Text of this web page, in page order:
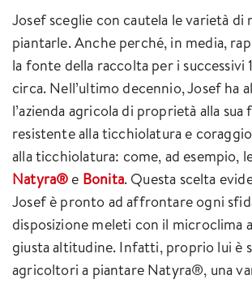
Josef sceglie con cautela le varietà di
piantarle. Anche perché, in media,
la fonte della raccolta per i successivi
circa. Nell’ultimo decennio, Josef ha
l’azienda agricola di proprietà alla sua
resistente alla ticchiolatura e
alla ticchiolatura: come, ad esempio,
Natyra® e Bonita. Questa scelta
Josef è pronto ad affrontare ogni
disposizione meleti con il microclima
giusta altitudine. Infatti, proprio lui è
agricoltori a piantare Natyra®, una